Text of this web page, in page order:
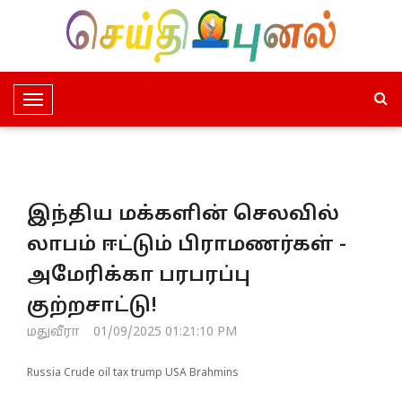
T
o
e
a
v
g
a
இந்திய மக்களின் செலவில்
லாபம் ஈட்டும் பிராமணர்கள் -
அமேரிக்கா பரபரப்பு
குற்றசாட்டு!
மதுவீரா 01/09/2025 01:21:10 PM
Russia Crude oil tax trump USA Brahmins